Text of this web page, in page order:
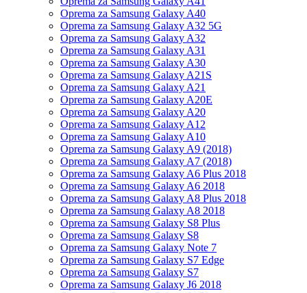
Oprema za Samsung Galaxy A40
Oprema za Samsung Galaxy A32 5G
Oprema za Samsung Galaxy A32
Oprema za Samsung Galaxy A31
Oprema za Samsung Galaxy A30
Oprema za Samsung Galaxy A21S
Oprema za Samsung Galaxy A21
Oprema za Samsung Galaxy A20E
Oprema za Samsung Galaxy A20
Oprema za Samsung Galaxy A12
Oprema za Samsung Galaxy A10
Oprema za Samsung Galaxy A9 (2018)
Oprema za Samsung Galaxy A7 (2018)
Oprema za Samsung Galaxy A6 Plus 2018
Oprema za Samsung Galaxy A6 2018
Oprema za Samsung Galaxy A8 Plus 2018
Oprema za Samsung Galaxy A8 2018
Oprema za Samsung Galaxy S8 Plus
Oprema za Samsung Galaxy S8
Oprema za Samsung Galaxy Note 7
Oprema za Samsung Galaxy S7 Edge
Oprema za Samsung Galaxy S7
Oprema za Samsung Galaxy J6 2018